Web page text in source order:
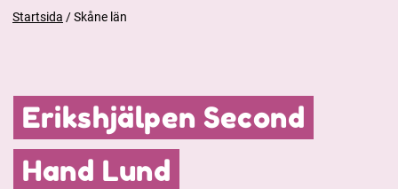
Startsida /Skåne län
Erikshjälpen Second
Hand Lund